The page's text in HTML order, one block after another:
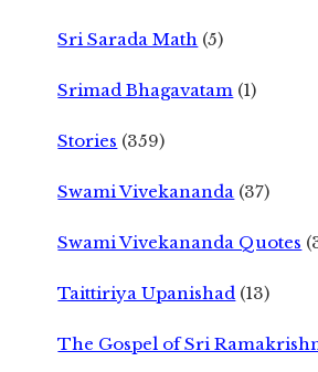
Sri Sarada Math (5)
Srimad Bhagavatam (1)
Stories (359)
Swami Vivekananda (37)
Swami Vivekananda Quotes
Taittiriya Upanishad (13)
The Gospel of Sri